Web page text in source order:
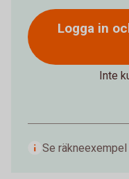
Logga in
Inte
Se räkneexempel